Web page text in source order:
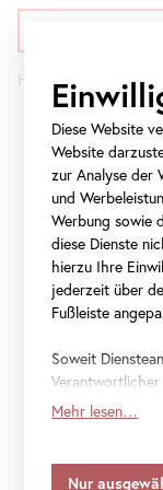
Direkt
Zur
Navigation
springen
Zur
Navigation
springen
Home Museum und
Wie wollen wir
kommunizieren?
Alltag? Welches
kommenden
ist ein Mittel, um
Zukunft
und uns selbst
Das Belvedere
achthundert
Ressource,
Diese Website
Website
zur Analyse der
und
Werbung sowie
diese Dienste
hierzu Ihre
jederzeit über
Fußleiste
Soweit
gilt Ihre
Daten in
Mehr lesen…